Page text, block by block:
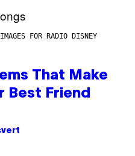
FOR RADIO DISNEY
That Make
Best Friend